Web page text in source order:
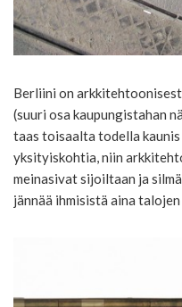
Berliini on
(suuri osa kaupungistahan
taas toisaalta todella
yksityiskohtia, niin
meinasivat sijoiltaan ja
jännää ihmisistä aina